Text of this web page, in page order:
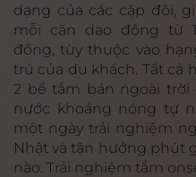
dạng của các cặp đôi,
mỗi căn dao động từ
đồng, tùy thuộc vào
trú của du khách. Tất cả
2 bể tắm bán ngoài
nước khoáng nóng tự
một ngày trải nghiệm
Nhật và tận hưởng phút
nào. Trải nghiệm tắm